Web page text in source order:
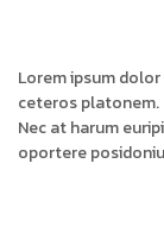
Lorem ipsum
ceteros platonem.
Nec at harum
oportere